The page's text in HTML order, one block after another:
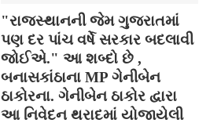
"રાજસ્થાનની જેમ ગુજરાતમાં
પણ દર પાંચ વર્ષે સરકાર બદલાવી
જોઈએ." આ શબ્દો છે ,
બનાસકાંઠાના MP ગેનીબેન
ઠાકોરના. ગેનીબેન ઠાકોર દ્વારા
આ નિવેદન થરાદમાં યોજાયેલી